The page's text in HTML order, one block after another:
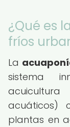
¿Qué es
fríos
La
sistema
acuáticos)
plantas en